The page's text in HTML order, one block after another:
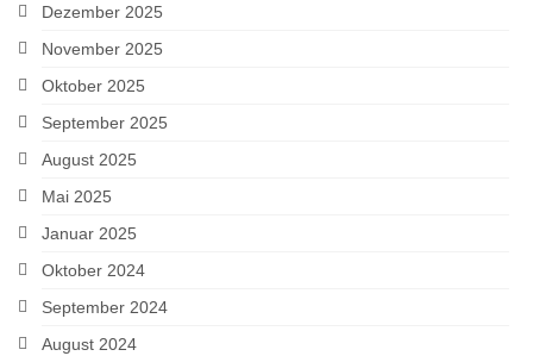
Dezember 2025
November 2025
Oktober 2025
September 2025
August 2025
Mai 2025
Januar 2025
Oktober 2024
September 2024
August 2024